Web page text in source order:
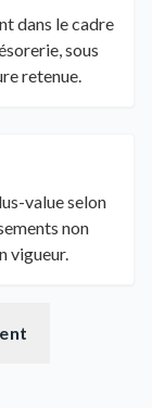
dans le cadre
sous
retenue.
value selon
non
vigueur.